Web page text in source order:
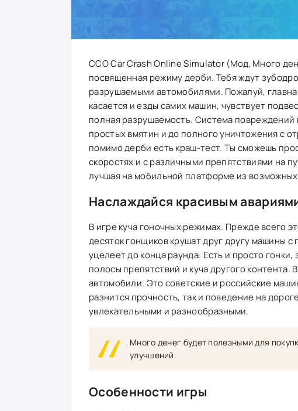
CCO Car Crash Online Simulator (Мод, Много
посвященная режиму дерби. Тебя ждут
разрушаемыми автомобилями. Пожалуй,
касается и езды самих машин, чувствует
полная разрушаемость. Система повреждений
простых вмятин и до полного уничтожения с
помимо дерби есть краш-тест. Ты сможешь
скоростях и с различными препятствиями на
лучшая на мобильной платформе из
Наслаждайся красивым
В игре куча гоночных режимах. Прежде всего
десяток гонщиков крушат друг другу машины
уцелеет до конца раунда. Есть и просто
полосы препятствий и куча другого
автомобили. Это советские и российские
разнится прочность, так и поведение на
увлекательными и разнообразными.
Много денег будет полезными для
улучшений.
Особенности игры